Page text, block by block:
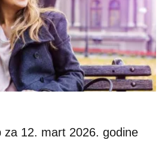
za 12. mart 2026. godine